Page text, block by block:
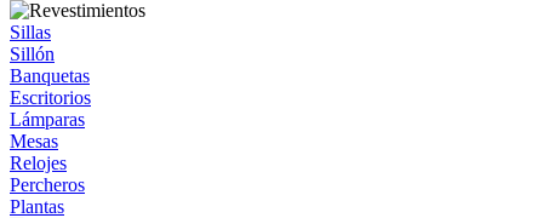
Sillas
Sillón
Banquetas
Escritorios
Lámparas
Mesas
Relojes
Percheros
Plantas